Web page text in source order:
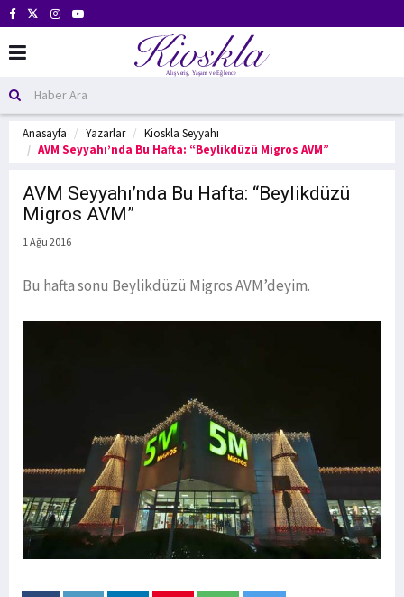
Anasayfa Yazarlar
Kioskla Seyyahı
AVM Seyyahı’nda Bu Hafta: “Beylikdüzü Migros AVM”
AVM Seyyahı’nda Bu Hafta: “Beylikdüzü
Migros AVM”
1 Ağu 2016
Bu hafta sonu Beylikdüzü Migros AVM’deyim.